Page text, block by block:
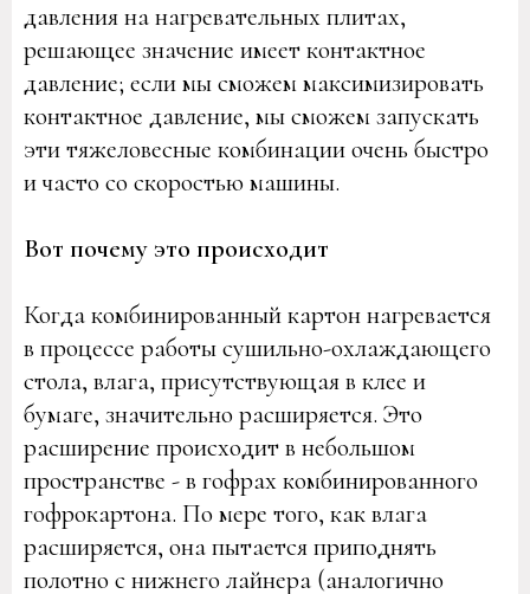
давления на нагревательных плитах,
решающее значение имеет контактное
давление; если мы сможем максимизировать
контактное давление, мы сможем запускать
эти тяжеловесные комбинации очень быстро
и часто со скоростью машины.
Вот почему это происходит
Когда комбинированный картон нагревается
в процессе работы сушильно-охлаждающего
стола, влага, присутствующая в клее и
бумаге, значительно расширяется. Это
расширение происходит в небольшом
пространстве - в гофрах комбинированного
гофрокартона. По мере того, как влага
расширяется, она пытается приподнять
полотно с нижнего лайнера (аналогично